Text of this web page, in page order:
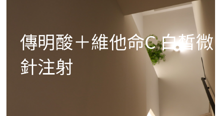
傳明酸＋維他命C 白皙微
針注射